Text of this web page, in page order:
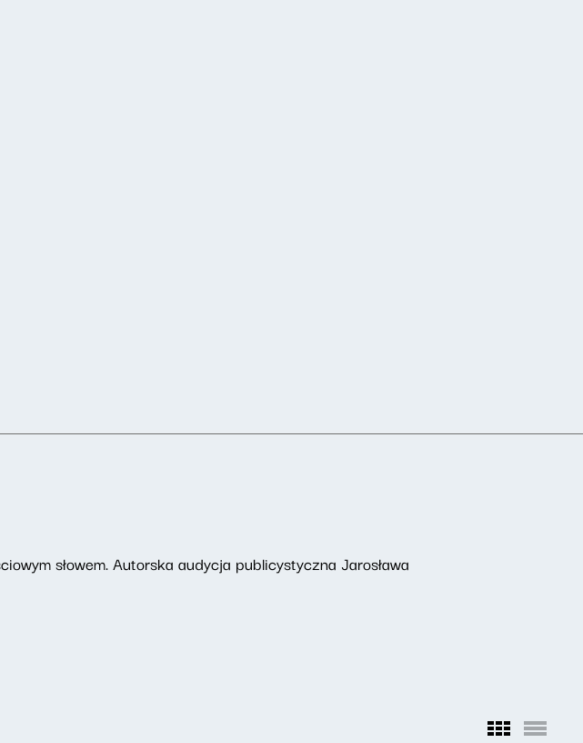
słowem. Autorska audycja publicystyczna Jarosława